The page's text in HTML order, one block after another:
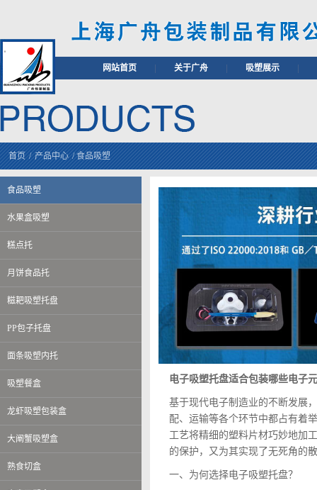
网站首页 关于广舟 吸塑展示
首页 / 产品中心 /食品吸塑
食品吸塑
水果盒吸塑
糕点托
月饼食品托
糍耙吸塑托盘
PP包子托盘
面条吸塑内托
吸塑餐盒
龙虾吸塑包装盒
大阐蟹吸塑盒
熟食切盒
电子吸塑托盘适合包装哪些电子
基于现代电子制造业的不断发展
配、运输等各个环节中都占有着
工艺将精细的塑料片材巧妙地加
的保护，又为其实现了无死角的
一、为何选择电子吸塑托盘？